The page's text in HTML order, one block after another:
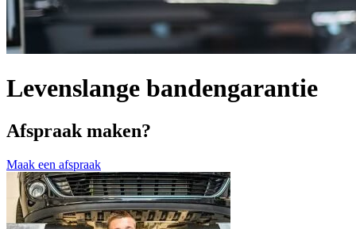
Levenslange bandengarantie
Afspraak maken?
Maak een afspraak